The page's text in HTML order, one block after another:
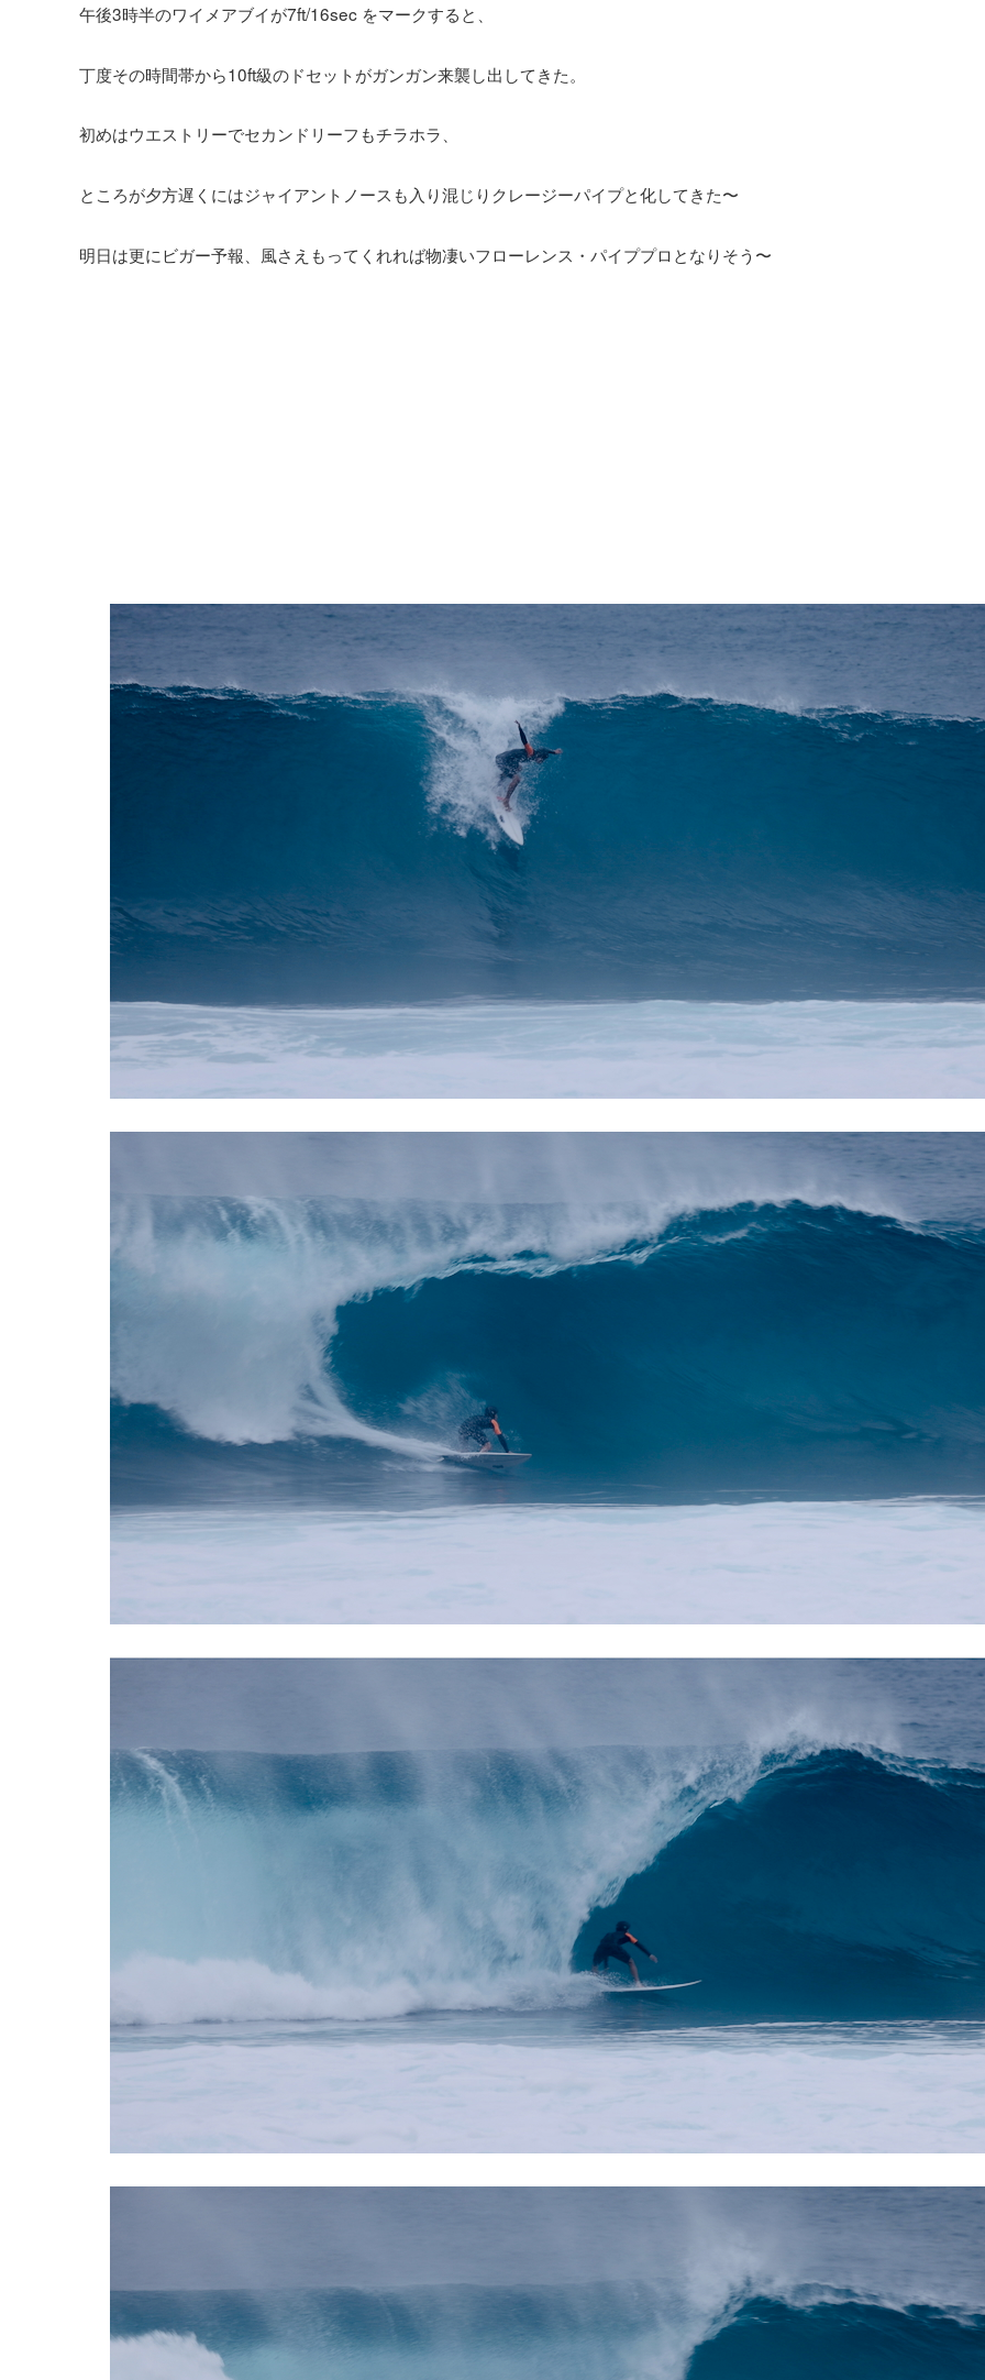
午後3時半のワイメアブイが7ft/16sec をマークすると、
丁度その時間帯から10ft級のドセットがガンガン来襲し出してきた。
初めはウエストリーでセカンドリーフもチラホラ、
ところが夕方遅くにはジャイアントノースも入り混じりクレージーパイプと化してきた〜
明日は更にビガー予報、風さえもってくれれば物凄いフローレンス・パイププロとなりそう〜